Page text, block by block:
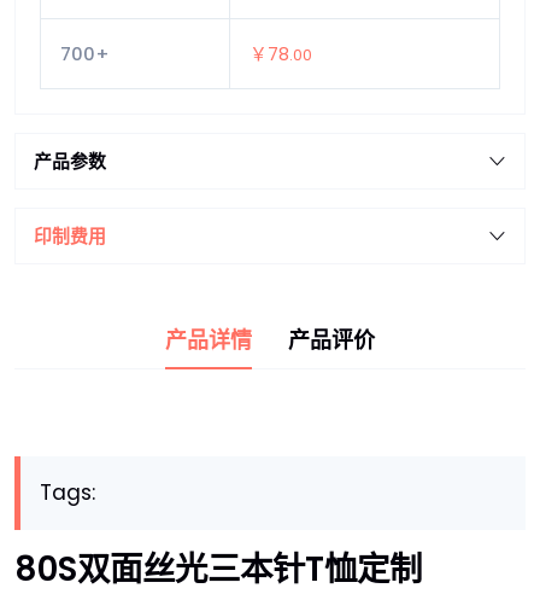
700+ ￥78.00
产品参数
印制费用
产品详情 产品评价
Tags:
80S双面丝光三本针T恤定制